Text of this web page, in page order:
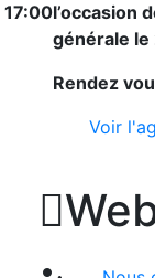
17:00l’occasion
générale
Rendez
Voir
